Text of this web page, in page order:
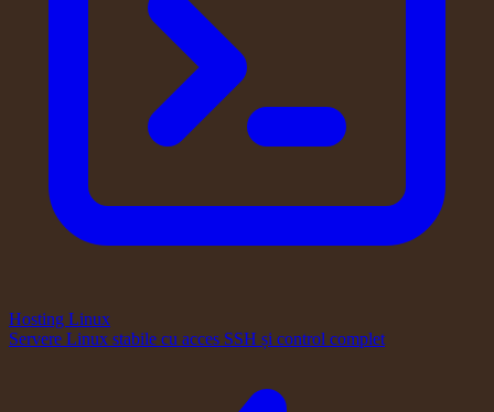
Hosting Linux
Servere Linux stabile cu acces SSH și control complet